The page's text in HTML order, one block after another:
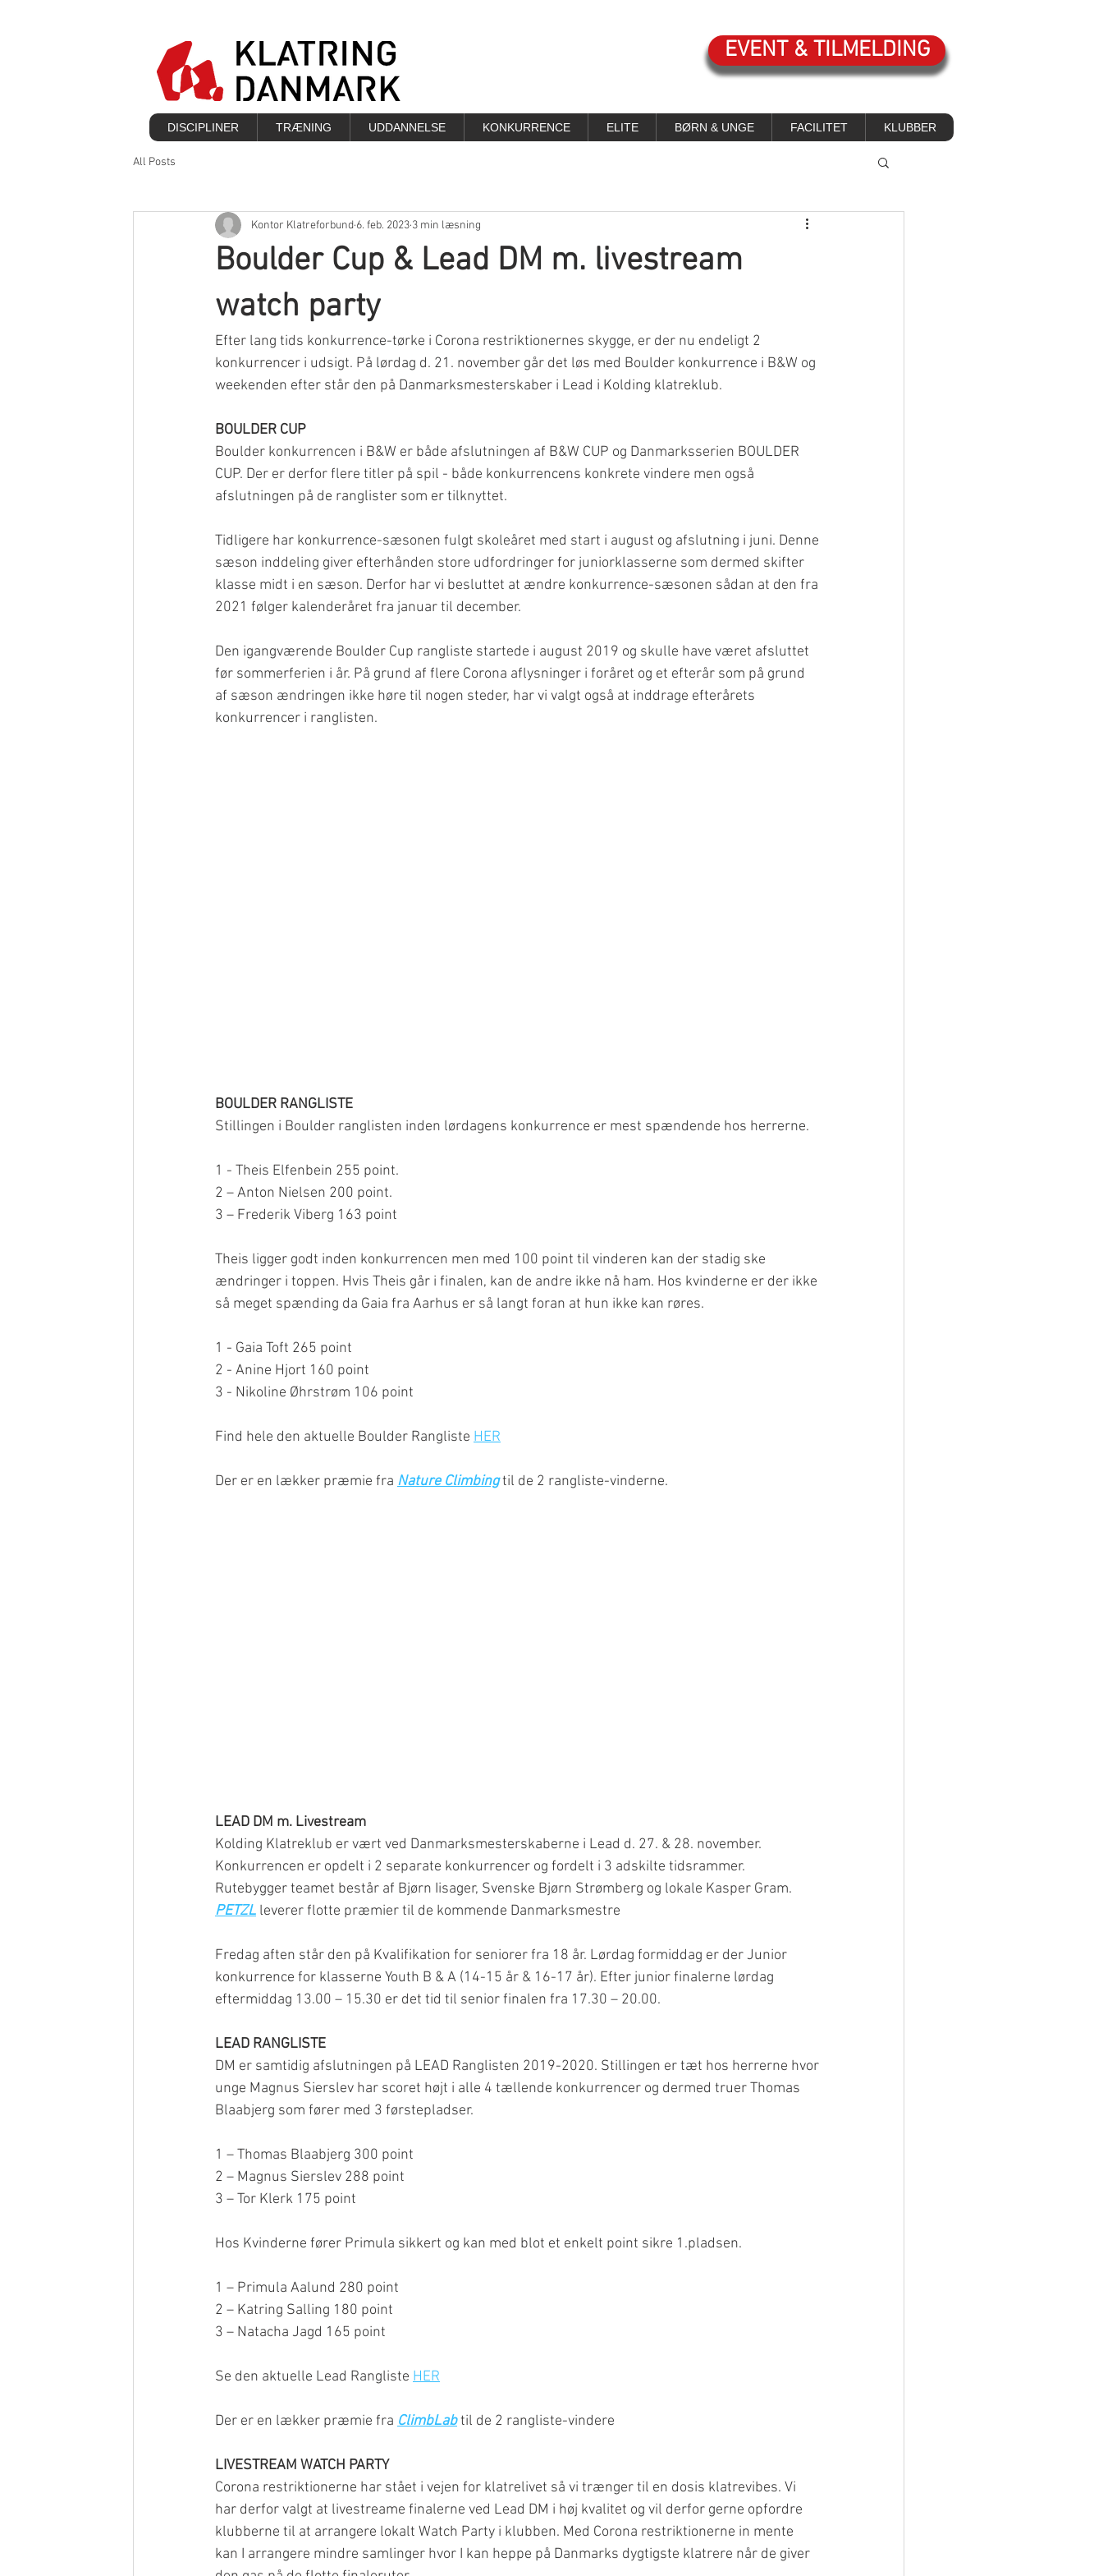
EVENT & TILMELDING
DISCIPLINER TRÆNING UDDANNELSE KONKURRENCE ELITE BØRN & UNGE FACILITET KLUBBER
All Posts
Boulder Cup & Lead DM m. livestream
watch party
Kontor Klatreforbund 6. feb. 2023 3 min læsning
Efter lang tids konkurrence-tørke i Corona restriktionernes skygge, er der nu endeligt 2
konkurrencer i udsigt. På lørdag d. 21. november går det løs med Boulder konkurrence i B&W og
weekenden efter står den på Danmarksmesterskaber i Lead i Kolding klatreklub.
BOULDER CUP
Boulder konkurrencen i B&W er både afslutningen af B&W CUP og Danmarksserien BOULDER
CUP. Der er derfor flere titler på spil - både konkurrencens konkrete vindere men også
afslutningen på de ranglister som er tilknyttet.
Tidligere har konkurrence-sæsonen fulgt skoleåret med start i august og afslutning i juni. Denne
sæson inddeling giver efterhånden store udfordringer for juniorklasserne som dermed skifter
klasse midt i en sæson. Derfor har vi besluttet at ændre konkurrence-sæsonen sådan at den fra
2021 følger kalenderåret fra januar til december.
Den igangværende Boulder Cup rangliste startede i august 2019 og skulle have været afsluttet
før sommerferien i år. På grund af flere Corona aflysninger i foråret og et efterår som på grund
af sæson ændringen ikke høre til nogen steder, har vi valgt også at inddrage efterårets
konkurrencer i ranglisten.
BOULDER RANGLISTE
Stillingen i Boulder ranglisten inden lørdagens konkurrence er mest spændende hos herrerne.
1 - Theis Elfenbein 255 point.
2 – Anton Nielsen 200 point.
3 – Frederik Viberg 163 point
Theis ligger godt inden konkurrencen men med 100 point til vinderen kan der stadig ske
ændringer i toppen. Hvis Theis går i finalen, kan de andre ikke nå ham. Hos kvinderne er der ikke
så meget spænding da Gaia fra Aarhus er så langt foran at hun ikke kan røres.
1 - Gaia Toft 265 point
2 - Anine Hjort 160 point
3 - Nikoline Øhrstrøm 106 point
Find hele den aktuelle Boulder Rangliste HER
Der er en lækker præmie fra Nature Climbing til de 2 rangliste-vinderne.
LEAD DM m. Livestream
Kolding Klatreklub er vært ved Danmarksmesterskaberne i Lead d. 27. & 28. november.
Konkurrencen er opdelt i 2 separate konkurrencer og fordelt i 3 adskilte tidsrammer.
Rutebygger teamet består af Bjørn Iisager, Svenske Bjørn Strømberg og lokale Kasper Gram.
PETZL leverer flotte præmier til de kommende Danmarksmestre
Fredag aften står den på Kvalifikation for seniorer fra 18 år. Lørdag formiddag er der Junior
konkurrence for klasserne Youth B & A (14-15 år & 16-17 år). Efter junior finalerne lørdag
eftermiddag 13.00 – 15.30 er det tid til senior finalen fra 17.30 – 20.00.
LEAD RANGLISTE
DM er samtidig afslutningen på LEAD Ranglisten 2019-2020. Stillingen er tæt hos herrerne hvor
unge Magnus Sierslev har scoret højt i alle 4 tællende konkurrencer og dermed truer Thomas
Blaabjerg som fører med 3 førstepladser.
1 – Thomas Blaabjerg 300 point
2 – Magnus Sierslev 288 point
3 – Tor Klerk 175 point
Hos Kvinderne fører Primula sikkert og kan med blot et enkelt point sikre 1.pladsen.
1 – Primula Aalund 280 point
2 – Katring Salling 180 point
3 – Natacha Jagd 165 point
Se den aktuelle Lead Rangliste HER
Der er en lækker præmie fra ClimbLab til de 2 rangliste-vindere
LIVESTREAM WATCH PARTY
Corona restriktionerne har stået i vejen for klatrelivet så vi trænger til en dosis klatrevibes. Vi
har derfor valgt at livestreame finalerne ved Lead DM i høj kvalitet og vil derfor gerne opfordre
klubberne til at arrangere lokalt Watch Party i klubben. Med Corona restriktionerne in mente
kan I arrangere mindre samlinger hvor I kan heppe på Danmarks dygtigste klatrere når de giver